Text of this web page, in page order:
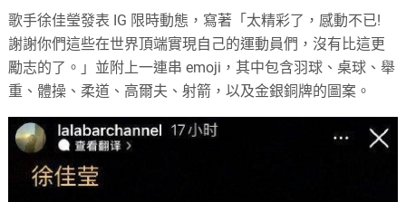
歌手徐佳瑩發表 IG 限時動態，寫著「太精彩了，感動不已!
謝謝你們這些在世界頂端實現自己的運動員們，沒有比這更
勵志的了。」並附上一連串 emoji，其中包含羽球、桌球、舉
重、體操、柔道、高爾夫、射箭，以及金銀銅牌的圖案。